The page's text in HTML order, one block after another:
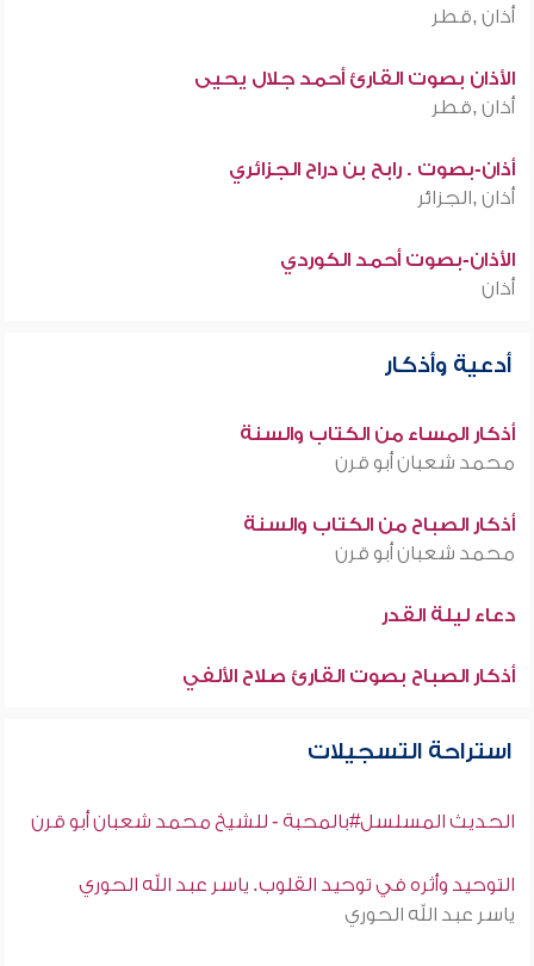
أذان ,قطر
الأذان بصوت القارئ أحمد جلال يحيى
أذان ,قطر
أذان-بصوت . رابح بن دراح الجزائري
أذان ,الجزائر
الأذان-بصوت أحمد الكوردي
أذان
أدعية وأذكار
أذكار المساء من الكتاب والسنة
محمد شعبان أبو قرن
أذكار الصباح من الكتاب والسنة
محمد شعبان أبو قرن
دعاء ليلة القدر
أذكار الصباح بصوت القارئ صلاح الألفي
استراحة التسجيلات
الحديث المسلسل#بالمحبة - للشيخ محمد شعبان أبو قرن
التوحيد وأثره في توحيد القلوب. ياسر عبد الله الحوري
ياسر عبد الله الحوري